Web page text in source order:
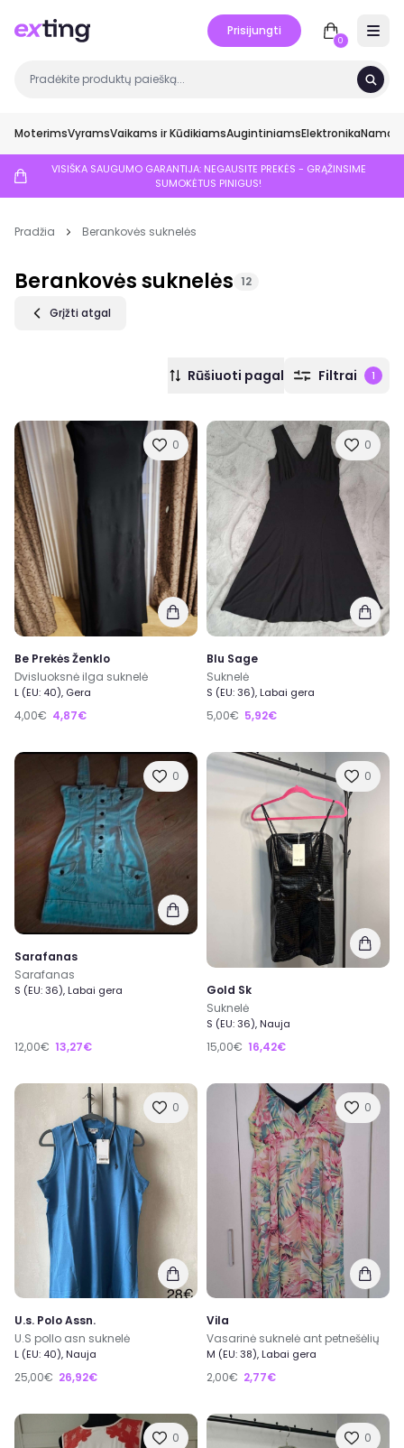
Prisijungti
0
MoterimsVyramsVaikams ir KūdikiamsAugintiniamsElektronikaNamai
VISIŠKA SAUGUMO GARANTIJA: NEGAUSITE PREKĖS - GRĄŽINSIME
SUMOKĖTUS PINIGUS!
Pradžia Berankovės suknelės
Berankovės suknelės 12
Grįžti atgal
Rūšiuoti pagal Filtrai 1
0
Be Prekės Ženklo
Dvisluoksnė ilga suknelė
L (EU: 40), Gera
4,00€ 4,87€
0
Blu Sage
Suknelė
S (EU: 36), Labai gera
5,00€ 5,92€
0
Sarafanas
Sarafanas
S (EU: 36), Labai gera
12,00€ 13,27€
0
Gold Sk
Suknelė
S (EU: 36), Nauja
15,00€ 16,42€
0
U.s. Polo Assn.
U.S pollo asn suknelė
L (EU: 40), Nauja
25,00€ 26,92€
0
Vila
Vasarinė suknelė ant petnešėlių
M (EU: 38), Labai gera
2,00€ 2,77€
0 0